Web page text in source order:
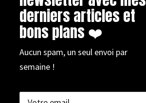
derniers articles et
bons plans ❤️
Aucun spam, un seul envoi par
semaine !